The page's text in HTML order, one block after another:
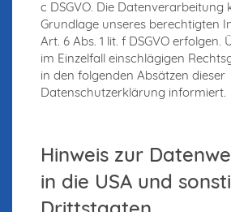
c DSGVO. Die
Grundlage unseres berechtigten
Art. 6 Abs. 1 lit. f DSGVO erfolgen.
im Einzelfall einschlägigen
in den folgenden Absätzen dieser
Datenschutzerklärung informiert.
Hinweis zur
in die USA und